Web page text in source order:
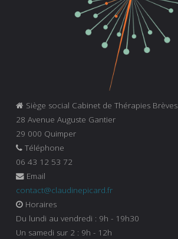
Siège social Cabinet de Thérapies Brèves
28 Avenue Auguste Gantier
29 000 Quimper
Téléphone
06 43 12 53 72
Email
contact@claudinepicard.fr
Horaires
Du lundi au vendredi : 9h - 19h30
Un samedi sur 2 : 9h - 12h